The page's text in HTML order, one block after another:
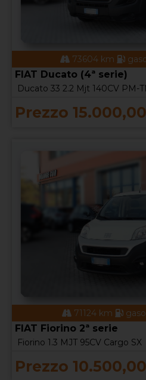
73604 km
FIAT Ducato (4ª serie)
Ducato 33 2.2 Mjt 140CV PM-
Prezzo
71124 km
FIAT Fiorino 2ª serie
Fiorino 1.3 MJT 95CV Cargo SX
Prezzo